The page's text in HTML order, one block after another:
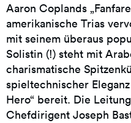
Aaron Coplands
amerikanische Trias
mit seinem überaus
Solistin (!) steht mit
charismatische
spieltechnischer
Hero“ bereit. Die
Chefdirigent Joseph